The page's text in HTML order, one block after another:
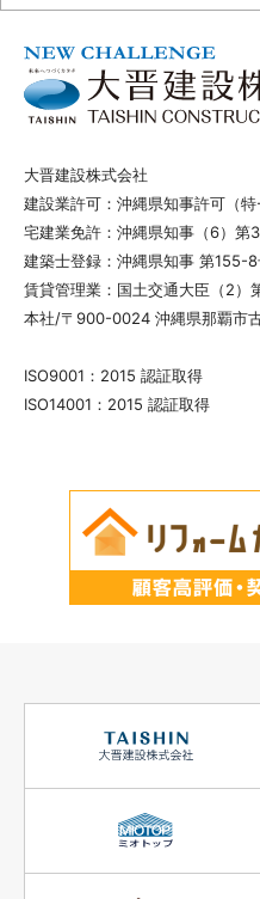
大晋建設株式会社
建設業許可：沖縄県知事許可（
宅建業免許：沖縄県知事（6）第
建築士登録：沖縄県知事 第155-
賃貸管理業：国土交通大臣（2）
本社/〒900-0024 沖縄県那覇市
ISO9001：2015 認証取得
ISO14001：2015 認証取得